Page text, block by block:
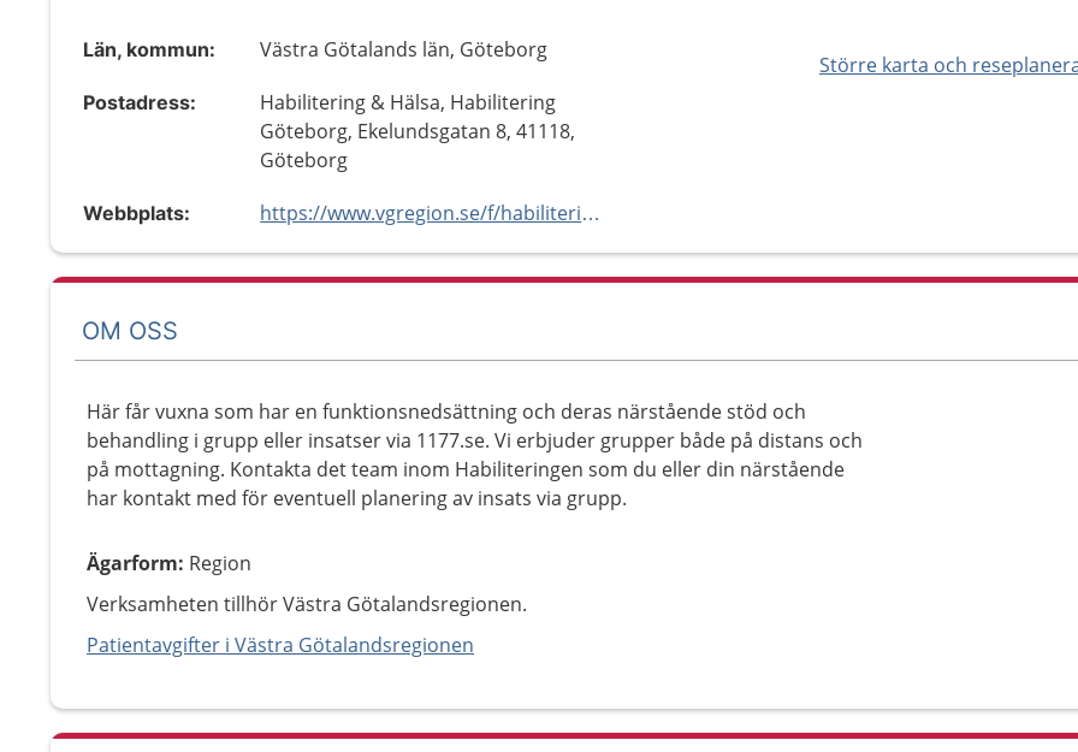
Större karta och
Län, kommun: Västra Götalands län, Göteborg
Postadress:
Habilitering & Hälsa, Habilitering
Göteborg, Ekelundsgatan 8, 41118,
Göteborg
Webbplats: https://www.vgregion.se/f/habilitering-och-halsa/mottagningar/habilitering-mottagningar/
OM OSS
Här får vuxna som har en funktionsnedsättning och deras närstående stöd och
behandling i grupp eller insatser via 1177.se. Vi erbjuder grupper både på distans och
på mottagning. Kontakta det team inom Habiliteringen som du eller din närstående
har kontakt med för eventuell planering av insats via grupp.
Ägarform: Region
Verksamheten tillhör Västra Götalandsregionen.
Patientavgifter i Västra Götalandsregionen